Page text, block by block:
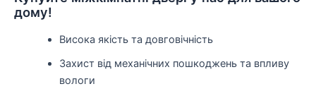
дому!
Висока якість та довговічність
Захист від механічних пошкоджень та впливу
вологи